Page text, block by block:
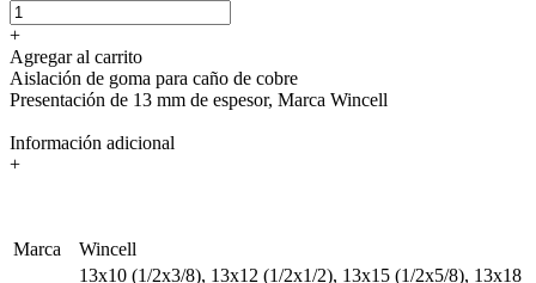
+
Agregar al carrito
Aislación de goma para caño de cobre
Presentación de 13 mm de espesor, Marca Wincell
Información adicional
+
Marca Wincell
13x10 (1/2x3/8), 13x12 (1/2x1/2), 13x15 (1/2x5/8), 13x18